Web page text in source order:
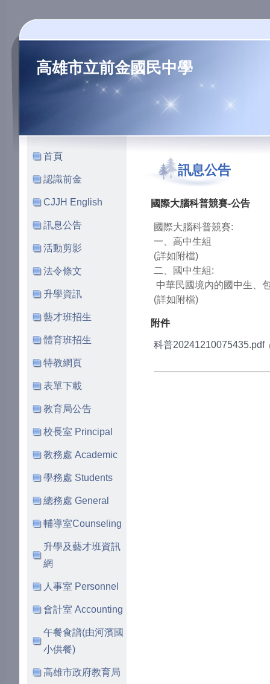
高雄市立前金國民中學
:::
首頁
認識前金
CJJH English
訊息公告
活動剪影
法令條文
升學資訊
藝才班招生
體育班招生
特教網頁
表單下載
教育局公告
校長室 Principal
教務處 Academic
學務處 Students
總務處 General
輔導室Counseling
升學及藝才班資訊
網
人事室 Personnel
會計室 Accounting
午餐食譜(由河濱國
小供餐)
高雄市政府教育局
:::
訊息公告
國際大腦科普競賽-公告
國際大腦科普競賽:
一、高中生組
(詳如附檔)
二、國中生組:
中華民國境內的國中生、
(詳如附檔)
附件
科普20241210075435.pdf